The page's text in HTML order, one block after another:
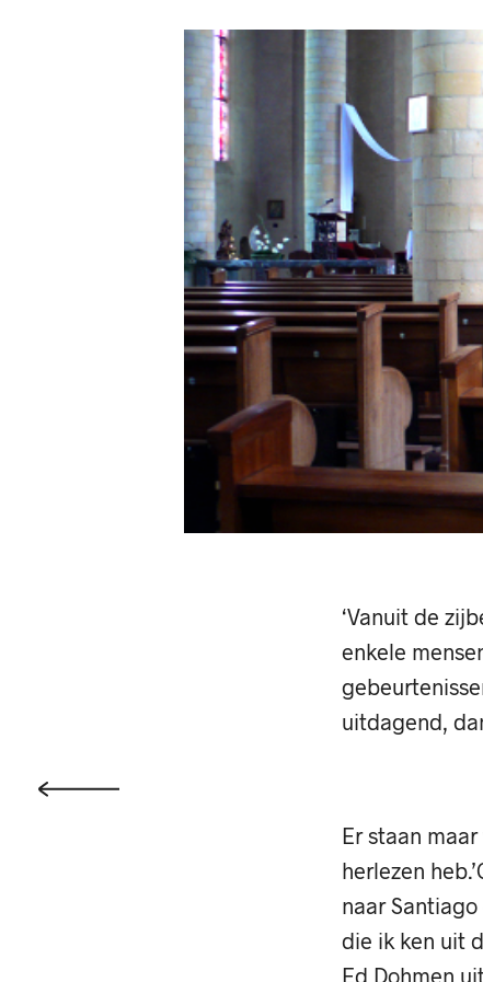
‘Vanuit de
enkele
uitdagend,
Er staan
herlezen
naar
die ik ken uit
Ed Dohmen